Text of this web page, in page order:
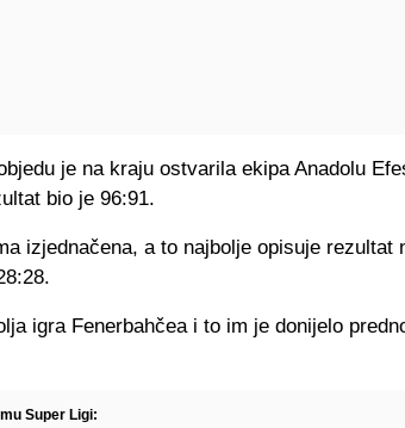
je na kraju ostvarila ekipa Anadolu
bio je 96:91.
izjednačena, a to najbolje opisuje rezultat
igra Fenerbahčea i to im je donijelo
Super Ligi: